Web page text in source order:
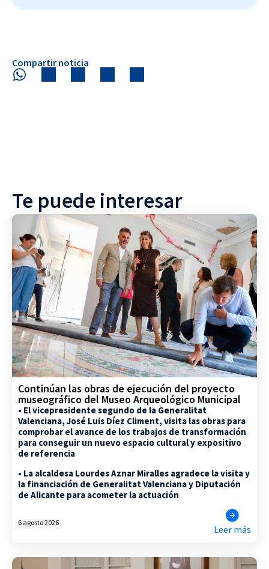
Compartir noticia
Te puede interesar
Continúan las obras de ejecución del proyecto
museográfico del Museo Arqueológico Municipal
• El vicepresidente segundo de la Generalitat
Valenciana, José Luis Díez Climent, visita las obras para
comprobar el avance de los trabajos de transformación
para conseguir un nuevo espacio cultural y expositivo
de referencia
• La alcaldesa Lourdes Aznar Miralles agradece la visita y
la financiación de Generalitat Valenciana y Diputación
de Alicante para acometer la actuación
6 agosto 2026
Leer más